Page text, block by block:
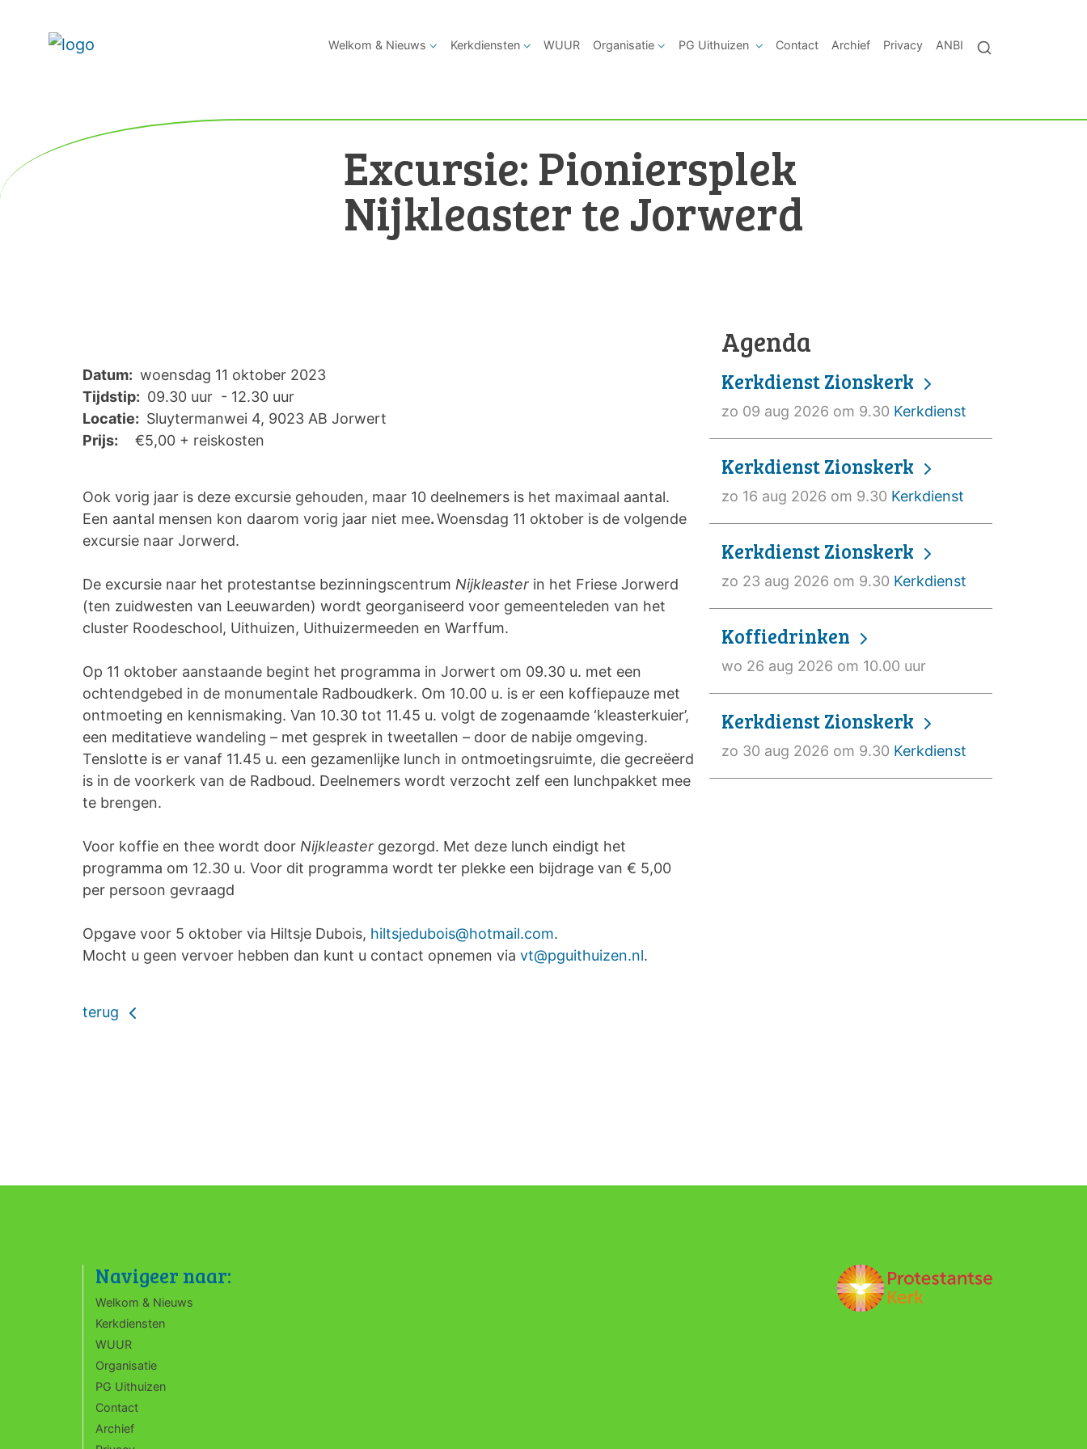
Welkom & Nieuws Kerkdiensten WUUR Organisatie PG Uithuizen Contact Archief Privacy ANBI
Excursie: Pioniersplek
Nijkleaster te Jorwerd
Datum: woensdag 11 oktober 2023
Tijdstip: 09.30 uur - 12.30 uur
Locatie: Sluytermanwei 4, 9023 AB Jorwert
Prijs:
€5,00 + reiskosten
Ook vorig jaar is deze excursie gehouden, maar 10 deelnemers is het maximaal aantal.
Een aantal mensen kon daarom vorig jaar niet mee.Woensdag 11 oktober is de volgende
excursie naar Jorwerd.
De excursie naar het protestantse bezinningscentrum Nijkleaster in het Friese Jorwerd
(ten zuidwesten van Leeuwarden) wordt georganiseerd voor gemeenteleden van het
cluster Roodeschool, Uithuizen, Uithuizermeeden en Warffum.
Op 11 oktober aanstaande begint het programma in Jorwert om 09.30 u. met een
ochtendgebed in de monumentale Radboudkerk. Om 10.00 u. is er een koffiepauze met
ontmoeting en kennismaking. Van 10.30 tot 11.45 u. volgt de zogenaamde ‘kleasterkuier’,
een meditatieve wandeling – met gesprek in tweetallen – door de nabije omgeving.
Tenslotte is er vanaf 11.45 u. een gezamenlijke lunch in ontmoetingsruimte, die gecreëerd
is in de voorkerk van de Radboud. Deelnemers wordt verzocht zelf een lunchpakket mee
te brengen.
Voor koffie en thee wordt door Nijkleaster gezorgd. Met deze lunch eindigt het
programma om 12.30 u. Voor dit programma wordt ter plekke een bijdrage van € 5,00
per persoon gevraagd
Opgave voor 5 oktober via Hiltsje Dubois, hiltsjedubois@hotmail.com.
Mocht u geen vervoer hebben dan kunt u contact opnemen via vt@pguithuizen.nl.
terug
Agenda
Kerkdienst Zionskerk
zo 09 aug 2026 om 9.30 Kerkdienst
Kerkdienst Zionskerk
zo 16 aug 2026 om 9.30 Kerkdienst
Kerkdienst Zionskerk
zo 23 aug 2026 om 9.30 Kerkdienst
Koffiedrinken
wo 26 aug 2026 om 10.00 uur
Kerkdienst Zionskerk
zo 30 aug 2026 om 9.30 Kerkdienst
Navigeer naar:
Welkom & Nieuws
Kerkdiensten
WUUR
Organisatie
PG Uithuizen
Contact
Archief